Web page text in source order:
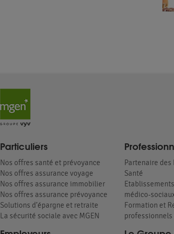
Particuliers
Nos offres santé et prévoyance
Nos offres assurance voyage
Nos offres assurance immobilier
Nos offres assurance prévoyance
Solutions d’épargne et retraite
La sécurité sociale avec MGEN
Partenaire
Santé
médico-
Formation et
professionnels